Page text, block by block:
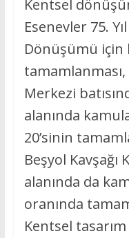
Kentsel
Esenevler 75.
Dönüşümü için
Merkezi
alanında
20’sinin
Beşyol
alanında da
oranında
Kentsel